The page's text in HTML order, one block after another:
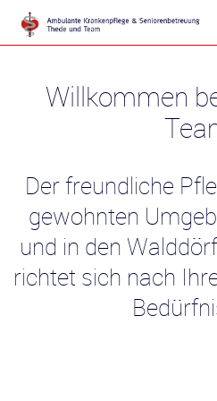
Willkommen
Der freundliche
gewohnten
und in den
richtet sich nach